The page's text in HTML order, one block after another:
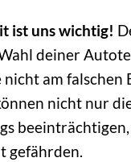
ist uns wichtig!
deiner
am falschen
nicht nur
gefährden.